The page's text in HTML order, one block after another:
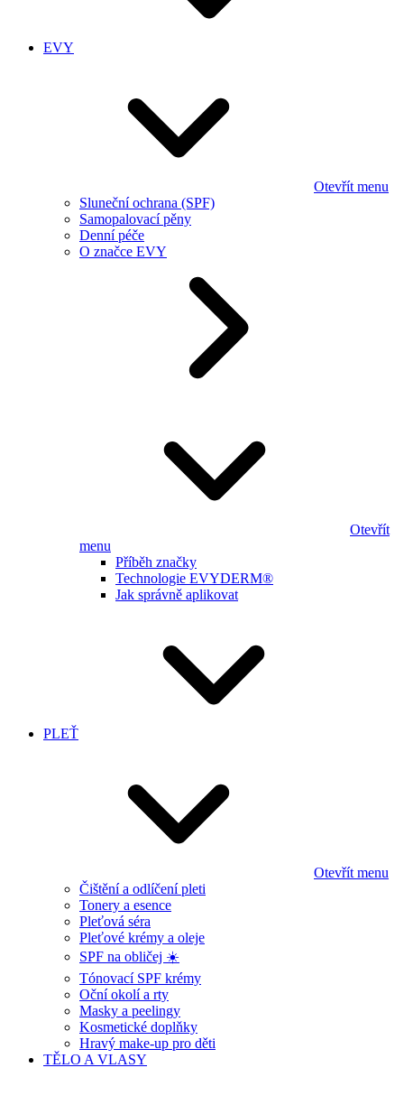
EVY
Otevřít menu
Sluneční ochrana (SPF)
Samopalovací pěny
Denní péče
O značce EVY
Otevřít
menu
Příběh značky
Technologie EVYDERM®
Jak správně aplikovat
PLEŤ
Otevřít menu
Čištění a odlíčení pleti
Tonery a esence
Pleťová séra
Pleťové krémy a oleje
SPF na obličej ☀️
Tónovací SPF krémy
Oční okolí a rty
Masky a peelingy
Kosmetické doplňky
Hravý make-up pro děti
TĚLO A VLASY